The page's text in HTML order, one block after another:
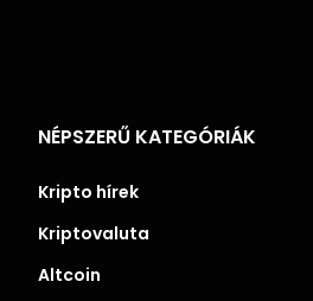
NÉPSZERŰ KATEGÓRIÁK
Kripto hírek
Kriptovaluta
Altcoin